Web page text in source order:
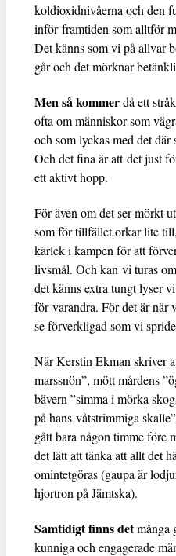
koldioxidnivåerna och den
inför framtiden som alltför
Det känns som vi på allvar
går och det mörknar
Men så kommerdå ett
ofta om människor som
och som lyckas med det
Och det fina är att det just
ett aktivt hopp.
För även om det ser mörkt
som för tillfället orkar lite
kärlek i kampen för att
livsmål. Och kan vi turas
det känns extra tungt lyser
för varandra. För det är
se förverkligad som vi
När Kerstin Ekman skriver
marssnön”, mött mårdens
bävern ”simma i mörka
på hans våtstrimmiga
gått bara någon timme före
det lätt att tänka att allt det
omintetgöras (gaupa är
hjortron på Jämtska).
Samtidigt finns detmånga
kunniga och engagerade